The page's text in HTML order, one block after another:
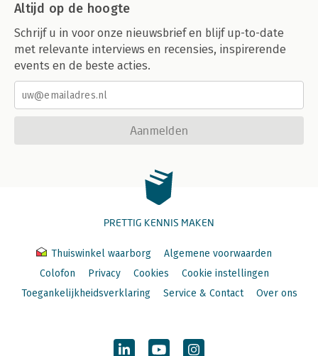
Altijd op de hoogte
Schrijf u in voor onze nieuwsbrief en blijf up-to-date
met relevante interviews en recensies, inspirerende
events en de beste acties.
Aanmelden
PRETTIG KENNIS MAKEN
Thuiswinkel waarborg
Algemene voorwaarden
Colofon
Privacy Cookies
Cookie instellingen
Toegankelijkheidsverklaring
Service & Contact Over ons